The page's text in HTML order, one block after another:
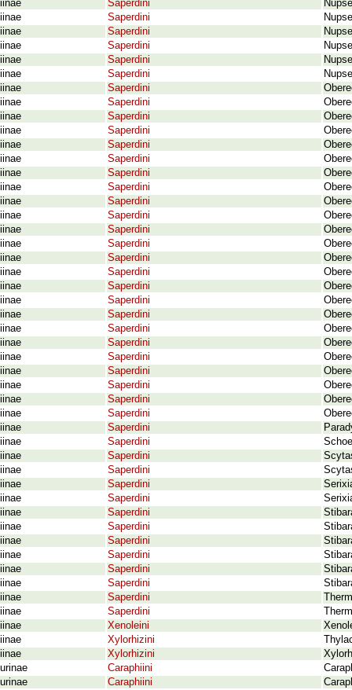
Saperdini
Saperdini
Saperdini
Saperdini
Saperdini
Saperdini
Saperdini
Saperdini
Saperdini
Saperdini
Saperdini
Saperdini
Saperdini
Saperdini
Saperdini
Saperdini
Saperdini
Saperdini
Saperdini
Saperdini
Saperdini
Saperdini
Saperdini
Saperdini
Saperdini
Saperdini
Saperdini
Saperdini
Saperdini
Saperdini
Saperdini
Saperdini
Saperdini
Saperdini
Saperdini
Saperdini
Saperdini
Saperdini
Saperdini
Saperdini
Saperdini
Saperdini
Saperdini
Saperdini
Xenoleini
Xylorhizini
Xylorhizini
Caraphiini
Caraphiini